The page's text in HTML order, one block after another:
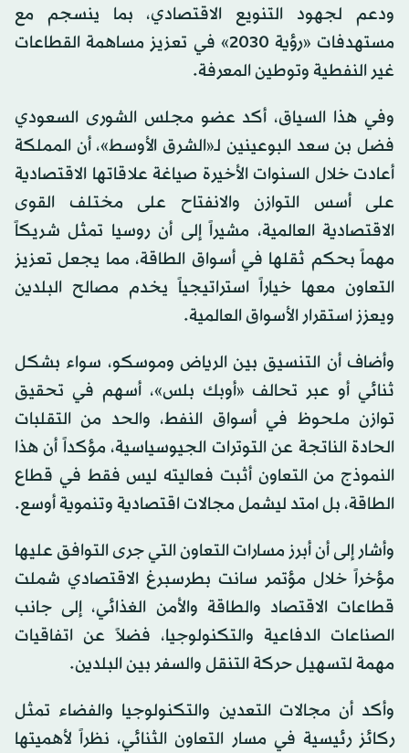
ودعم لجهود التنويع الاقتصادي، بما ينسجم مع
مستهدفات «رؤية 2030» في تعزيز مساهمة القطاعات
غير النفطية وتوطين المعرفة.
وفي هذا السياق، أكد عضو مجلس الشورى السعودي
فضل بن سعد البوعينين لـ«الشرق الأوسط»، أن المملكة
أعادت خلال السنوات الأخيرة صياغة علاقاتها الاقتصادية
على أسس التوازن والانفتاح على مختلف القوى
الاقتصادية العالمية، مشيراً إلى أن روسيا تمثل شريكاً
مهماً بحكم ثقلها في أسواق الطاقة، مما يجعل تعزيز
التعاون معها خياراً استراتيجياً يخدم مصالح البلدين
ويعزز استقرار الأسواق العالمية.
وأضاف أن التنسيق بين الرياض وموسكو، سواء بشكل
ثنائي أو عبر تحالف «أوبك بلس»، أسهم في تحقيق
توازن ملحوظ في أسواق النفط، والحد من التقلبات
الحادة الناتجة عن التوترات الجيوسياسية، مؤكداً أن هذا
النموذج من التعاون أثبت فعاليته ليس فقط في قطاع
الطاقة، بل امتد ليشمل مجالات اقتصادية وتنموية أوسع.
وأشار إلى أن أبرز مسارات التعاون التي جرى التوافق عليها
مؤخراً خلال مؤتمر سانت بطرسبرغ الاقتصادي شملت
قطاعات الاقتصاد والطاقة والأمن الغذائي، إلى جانب
الصناعات الدفاعية والتكنولوجيا، فضلاً عن اتفاقيات
مهمة لتسهيل حركة التنقل والسفر بين البلدين.
وأكد أن مجالات التعدين والتكنولوجيا والفضاء تمثل
ركائز رئيسية في مسار التعاون الثنائي، نظراً لأهميتها